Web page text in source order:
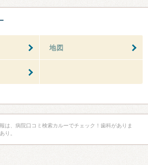
地図
は、病院口コミ検索カルーでチェック！歯科がありま
り。